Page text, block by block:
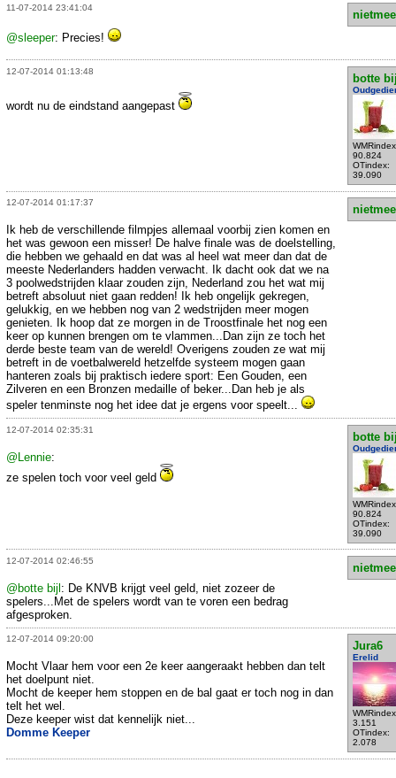
11-07-2014 23:41:04
@sleeper: Precies!
12-07-2014 01:13:48
botte
90.824
OTindex:
39.090
wordt nu de eindstand aangepast
12-07-2014 01:17:37
Ik heb de verschillende filmpjes allemaal voorbij zien komen en
het was gewoon een misser! De halve finale was de doelstelling,
die hebben we gehaald en dat was al heel wat meer dan dat de
meeste Nederlanders hadden verwacht. Ik dacht ook dat we na
3 poolwedstrijden klaar zouden zijn, Nederland zou het wat mij
betreft absoluut niet gaan redden! Ik heb ongelijk gekregen,
gelukkig, en we hebben nog van 2 wedstrijden meer mogen
genieten. Ik hoop dat ze morgen in de Troostfinale het nog een
keer op kunnen brengen om te vlammen...Dan zijn ze toch het
derde beste team van de wereld! Overigens zouden ze wat mij
betreft in de voetbalwereld hetzelfde systeem mogen gaan
hanteren zoals bij praktisch iedere sport: Een Gouden, een
Zilveren en een Bronzen medaille of beker...Dan heb je als
speler tenminste nog het idee dat je ergens voor speelt...
12-07-2014 02:35:31
botte
90.824
OTindex:
39.090
@Lennie:
ze spelen toch voor veel geld
12-07-2014 02:46:55
@botte bijl : De KNVB krijgt veel geld, niet zozeer de
spelers...Met de spelers wordt van te voren een bedrag
afgesproken.
12-07-2014 09:20:00
Jura6
Erelid
3.151
OTindex:
2.078
Mocht Vlaar hem voor een 2e keer aangeraakt hebben dan telt
het doelpunt niet.
Mocht de keeper hem stoppen en de bal gaat er toch nog in dan
telt het wel.
Deze keeper wist dat kennelijk niet...
Domme Keeper